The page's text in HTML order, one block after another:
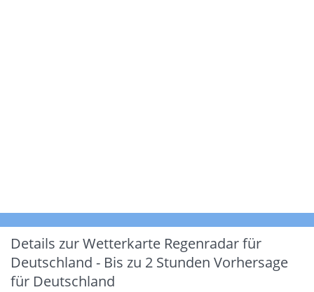
Details zur Wetterkarte Regenradar für
Deutschland - Bis zu 2 Stunden Vorhersage
für Deutschland